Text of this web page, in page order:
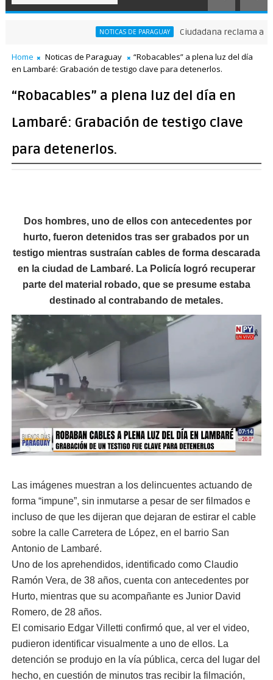
NOTICAS DE PARAGUAY Ciudadana reclama a
Home Noticas de Paraguay
“Robacables” a plena luz del día
en Lambaré: Grabación de testigo clave para detenerlos.
“Robacables” a plena luz del día en
Lambaré: Grabación de testigo clave
para detenerlos.
Dos hombres, uno de ellos con antecedentes por
hurto, fueron detenidos tras ser grabados por un
testigo mientras sustraían cables de forma descarada
en la ciudad de Lambaré. La Policía logró recuperar
parte del material robado, que se presume estaba
destinado al contrabando de metales.
Las imágenes muestran a los delincuentes actuando de
forma “impune”, sin inmutarse a pesar de ser filmados e
incluso de que les dijeran que dejaran de estirar el cable
sobre la calle Carretera de López, en el barrio San
Antonio de Lambaré.
Uno de los aprehendidos, identificado como Claudio
Ramón Vera, de 38 años, cuenta con antecedentes por
Hurto, mientras que su acompañante es Junior David
Romero, de 28 años.
El comisario Edgar Villetti confirmó que, al ver el video,
pudieron identificar visualmente a uno de ellos. La
detención se produjo en la vía pública, cerca del lugar del
hecho, en cuestión de minutos tras recibir la filmación,